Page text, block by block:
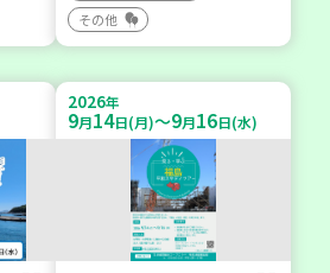
その他
2026年
9月14日(月)～9月16日(水)